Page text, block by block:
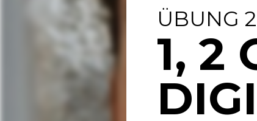
ÜBUNG 2
1, 2